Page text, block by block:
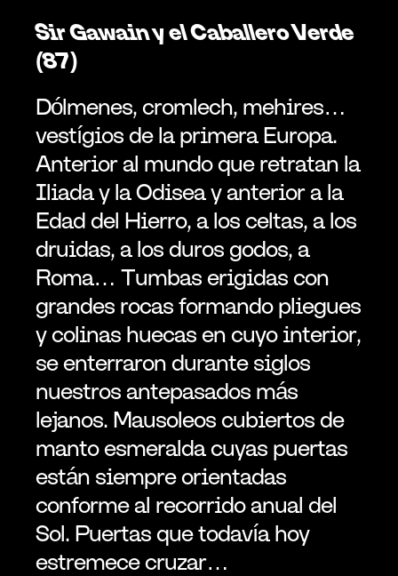
Sir Gawain y el Caballero Verde
(87)
Dólmenes, cromlech, mehires…
vestígios de la primera Europa.
Anterior al mundo que retratan la
Iliada y la Odisea y anterior a la
Edad del Hierro, a los celtas, a los
druidas, a los duros godos, a
Roma… Tumbas erigidas con
grandes rocas formando pliegues
y colinas huecas en cuyo interior,
se enterraron durante siglos
nuestros antepasados más
lejanos. Mausoleos cubiertos de
manto esmeralda cuyas puertas
están siempre orientadas
conforme al recorrido anual del
Sol. Puertas que todavía hoy
estremece cruzar…